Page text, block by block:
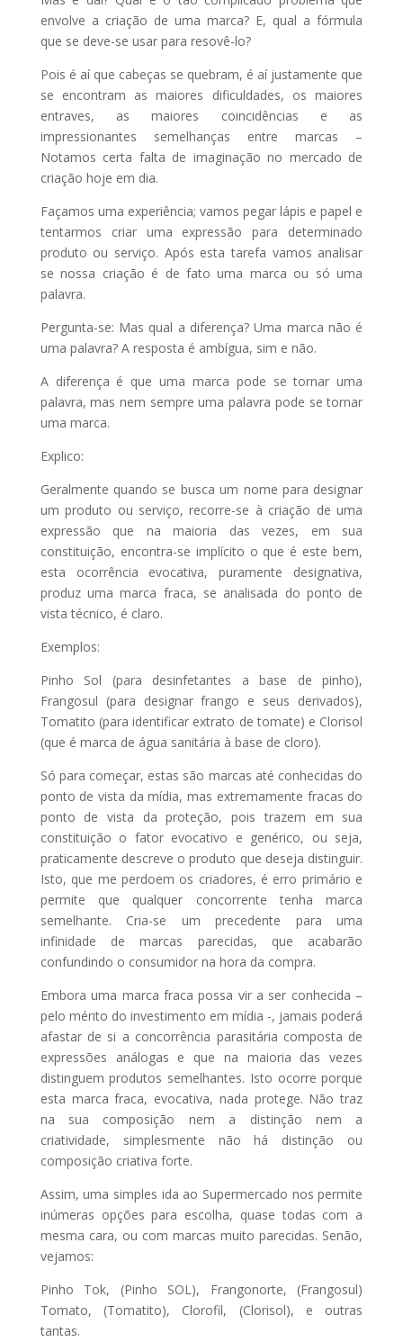
envolve a criação de uma marca? E, qual a fórmula
que se deve-se usar para resovê-lo?
Pois é aí que cabeças se quebram, é aí justamente que
se encontram as maiores dificuldades, os maiores
entraves, as maiores coincidências e as
impressionantes semelhanças entre marcas –
Notamos certa falta de imaginação no mercado de
criação hoje em dia.
Façamos uma experiência; vamos pegar lápis e papel e
tentarmos criar uma expressão para determinado
produto ou serviço. Após esta tarefa vamos analisar
se nossa criação é de fato uma marca ou só uma
palavra.
Pergunta-se: Mas qual a diferença? Uma marca não é
uma palavra? A resposta é ambígua, sim e não.
A diferença é que uma marca pode se tornar uma
palavra, mas nem sempre uma palavra pode se tornar
uma marca.
Explico:
Geralmente quando se busca um nome para designar
um produto ou serviço, recorre-se à criação de uma
expressão que na maioria das vezes, em sua
constituição, encontra-se implícito o que é este bem,
esta ocorrência evocativa, puramente designativa,
produz uma marca fraca, se analisada do ponto de
vista técnico, é claro.
Exemplos:
Pinho Sol (para desinfetantes a base de pinho),
Frangosul (para designar frango e seus derivados),
Tomatito (para identificar extrato de tomate) e Clorisol
(que é marca de água sanitária à base de cloro).
Só para começar, estas são marcas até conhecidas do
ponto de vista da mídia, mas extremamente fracas do
ponto de vista da proteção, pois trazem em sua
constituição o fator evocativo e genérico, ou seja,
praticamente descreve o produto que deseja distinguir.
Isto, que me perdoem os criadores, é erro primário e
permite que qualquer concorrente tenha marca
semelhante. Cria-se um precedente para uma
infinidade de marcas parecidas, que acabarão
confundindo o consumidor na hora da compra.
Embora uma marca fraca possa vir a ser conhecida –
pelo mérito do investimento em mídia -, jamais poderá
afastar de si a concorrência parasitária composta de
expressões análogas e que na maioria das vezes
distinguem produtos semelhantes. Isto ocorre porque
esta marca fraca, evocativa, nada protege. Não traz
na sua composição nem a distinção nem a
criatividade, simplesmente não há distinção ou
composição criativa forte.
Assim, uma simples ida ao Supermercado nos permite
inúmeras opções para escolha, quase todas com a
mesma cara, ou com marcas muito parecidas. Senão,
vejamos:
Pinho Tok, (Pinho SOL), Frangonorte, (Frangosul)
Tomato, (Tomatito), Clorofil, (Clorisol), e outras
tantas.